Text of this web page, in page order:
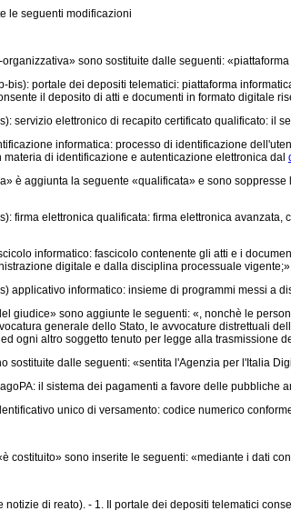
le seguenti modificazioni
sono sostituite dalle seguenti:
portale dei depositi telematici: piattaforma
il deposito di atti e documenti in formato
servizio elettronico di recapito certificato qualificato: il
informatica: processo di identificazione
di identificazione e autenticazione elettronica dal
è aggiunta la seguente «qualificata» e sono
firma elettronica qualificata: firma elettronica
informatico: fascicolo contenente gli atti e i
digitale e dalla disciplina processuale
informatico: insieme di programmi messi a
giudice» sono aggiunte le seguenti: «, nonchè le
generale dello Stato, le avvocature distrettuali
ogni altro soggetto tenuto per legge alla trasmissione
dalle seguenti: «sentita l'Agenzia per l'Italia
il sistema dei pagamenti a favore delle
unico di versamento: codice numerico
sono inserite le seguenti: «mediante i dati
di reato). - 1. Il portale dei depositi telematici